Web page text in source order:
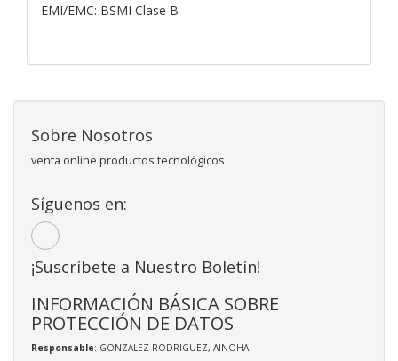
EMI/EMC: BSMI Clase B
Sobre Nosotros
venta online productos tecnológicos
Síguenos en:
¡Suscríbete a Nuestro Boletín!
INFORMACIÓN BÁSICA SOBRE
PROTECCIÓN DE DATOS
Responsable: GONZALEZ RODRIGUEZ, AINOHA